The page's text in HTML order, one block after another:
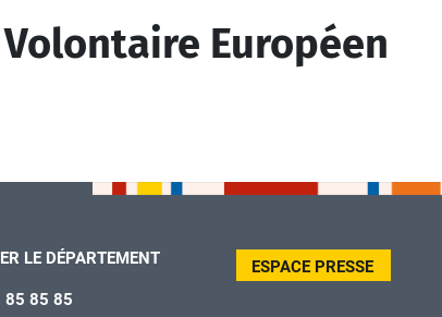
Européen
LE DÉPARTEMENT
85 85 85
ESPACE PRESSE